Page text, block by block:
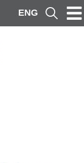
ENG Cerca